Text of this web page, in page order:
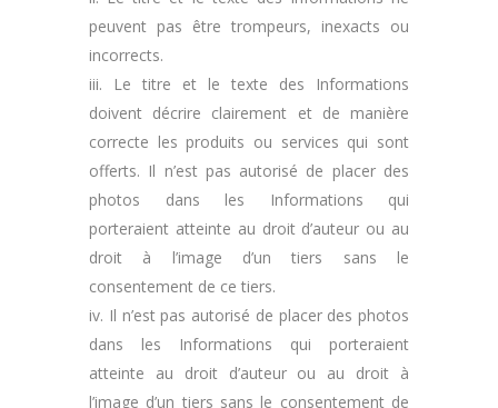
peuvent pas être trompeurs, inexacts ou
incorrects.
iii. Le titre et le texte des Informations
doivent décrire clairement et de manière
correcte les produits ou services qui sont
offerts. Il n’est pas autorisé de placer des
photos dans les Informations qui
porteraient atteinte au droit d’auteur ou au
droit à l’image d’un tiers sans le
consentement de ce tiers.
iv. Il n’est pas autorisé de placer des photos
dans les Informations qui porteraient
atteinte au droit d’auteur ou au droit à
l’image d’un tiers sans le consentement de